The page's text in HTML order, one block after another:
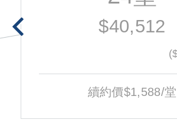
$40,512
續約價$1,588/堂